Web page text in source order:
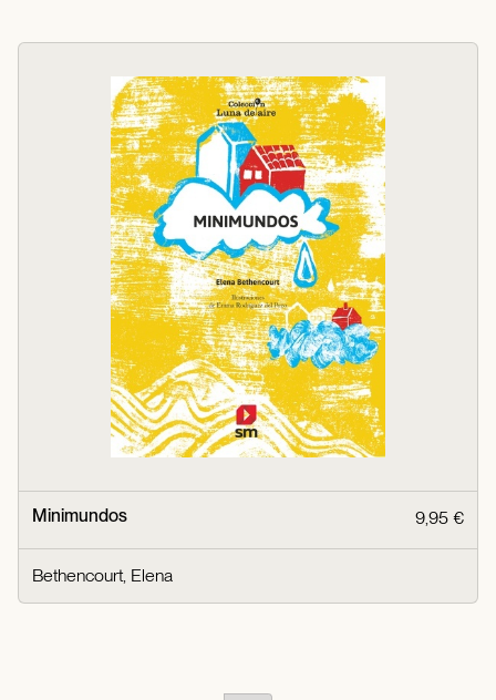
Minimundos 9,95 €
Bethencourt, Elena